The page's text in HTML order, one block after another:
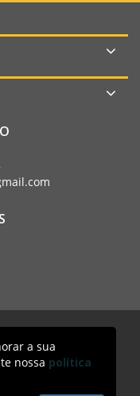
reservados
a sua
nossa política